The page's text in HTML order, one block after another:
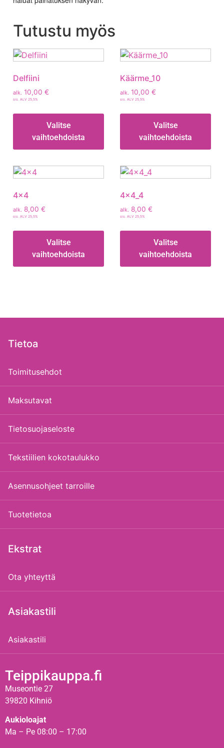
Tutustu myös
Delfiini
alk. 10,00 €
sis. ALV 25,5%
Valitse
vaihtoehdoista
Käärme_10
alk. 10,00 €
sis. ALV 25,5%
Valitse
vaihtoehdoista
4×4
alk. 8,00 €
sis. ALV 25,5%
Valitse
vaihtoehdoista
4x4_4
alk. 8,00 €
sis. ALV 25,5%
Valitse
vaihtoehdoista
Tietoa
Toimitusehdot
Maksutavat
Tietosuojaseloste
Tekstiilien kokotaulukko
Asennusohjeet tarroille
Tuotetietoa
Ekstrat
Ota yhteyttä
Asiakastili
Asiakastili
Teippikauppa.fi
Museontie 27
39820 Kihniö
Aukioloajat
Ma – Pe 08:00 – 17:00